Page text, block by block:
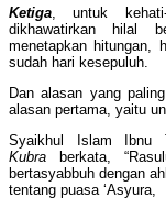
Ketiga, untuk kehati-
dikhawatirkan hilal
menetapkan hitungan,
sudah hari kesepuluh.
Dan alasan yang
alasan pertama, yaitu
Syaikhul Islam Ibnu
Kubra berkata,
bertasyabbuh dengan
tentang puasa ‘Asyura,